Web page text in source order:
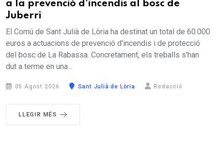
a la prevenció d'incendis al bosc de
Juberri
El Comú de Sant Julià de Lòria ha destinat un total de 60.000
euros a actuacions de prevenció d'incendis i de protecció
del bosc de La Rabassa. Concretament, els treballs s'han
dut a terme en una...
05 Agost 2026 Sant Julià de Lòria Redacció
LLEGIR MÉS